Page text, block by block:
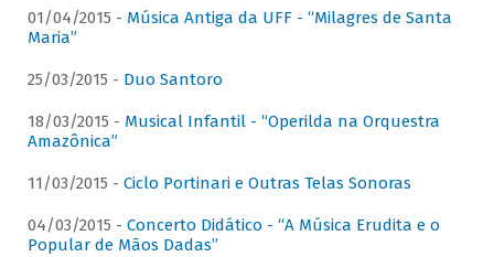
01/04/2015 - Música Antiga da UFF - “Milagres de Santa
Maria”
25/03/2015 - Duo Santoro
18/03/2015 - Musical Infantil - “Operilda na Orquestra
Amazônica”
11/03/2015 - Ciclo Portinari e Outras Telas Sonoras
04/03/2015 - Concerto Didático - “A Música Erudita e o
Popular de Mãos Dadas”